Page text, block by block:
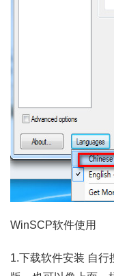
WinSCP软件使用
1.下载软件安装 自